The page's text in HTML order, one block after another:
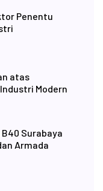
Penentu
atas
Modern
Surabaya
Armada